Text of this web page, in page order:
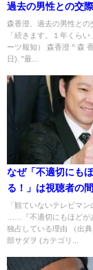
過去の男性との交
「続きます。１年
森香澄、過去の男性との
「続きます。１年くら
ーツ報知） 森香澄 ^ 森
日). "最...
なぜ「不適切にも
る！」は視聴者の
占しているのか？
説・・・
「観ていないテレビマン
……『不適切にもほどが
独占している理由 （出
部サダヲ (カテゴリ...